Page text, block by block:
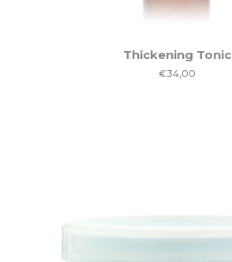
Thickening Tonic
€34,00